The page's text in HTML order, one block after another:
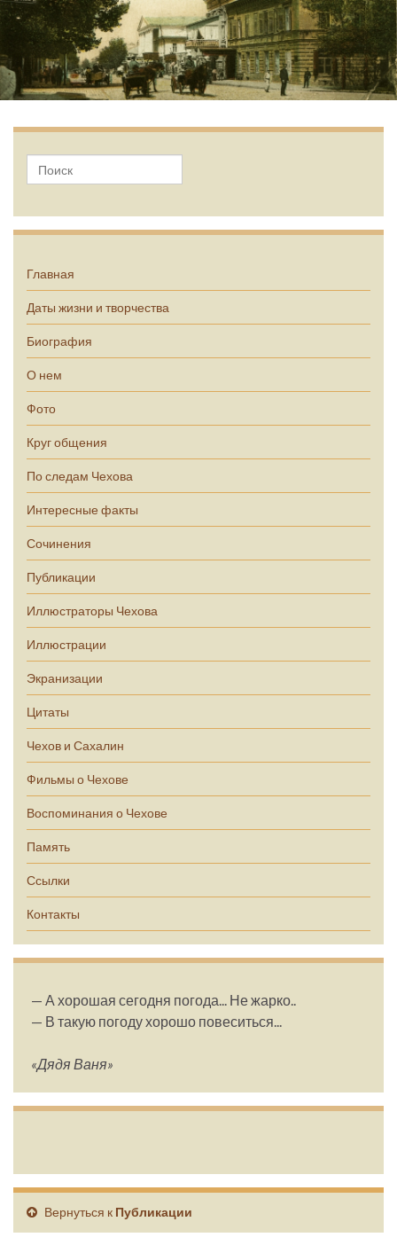
Главная
Даты жизни и творчества
Биография
О нем
Фото
Круг общения
По следам Чехова
Интересные факты
Сочинения
Публикации
Иллюстраторы Чехова
Иллюстрации
Экранизации
Цитаты
Чехов и Сахалин
Фильмы о Чехове
Воспоминания о Чехове
Память
Ссылки
Контакты
— А хорошая сегодня погода... Не жарко..
— В такую погоду хорошо повеситься...
«Дядя Ваня»
Вернуться к Публикации